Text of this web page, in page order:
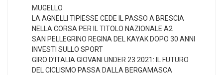
MUGELLO
LA AGNELLI TIPIESSE CEDE IL PASSO A BRESCIA
NELLA CORSA PER IL TITOLO NAZIONALE A2
SAN PELLEGRINO REGINA DEL KAYAK DOPO 30 ANNI
INVESTI SULLO SPORT
GIRO D’ITALIA GIOVANI UNDER 23 2021: IL FUTURO
DEL CICLISMO PASSA DALLA BERGAMASCA